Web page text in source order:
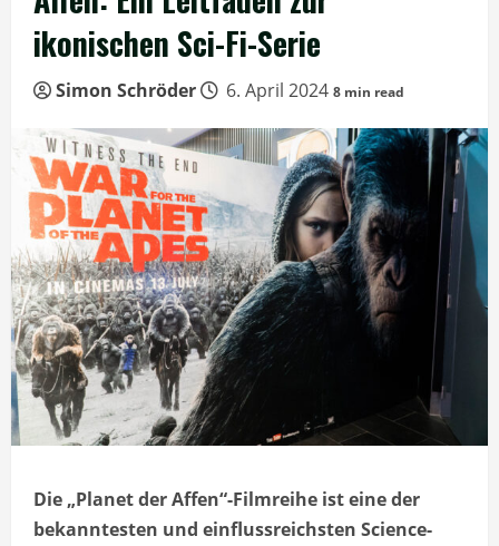
ikonischen Sci-Fi-Serie
Simon Schröder 6. April 2024 8 min read
Die „Planet der Affen“-Filmreihe ist eine der
bekanntesten und einflussreichsten Science-